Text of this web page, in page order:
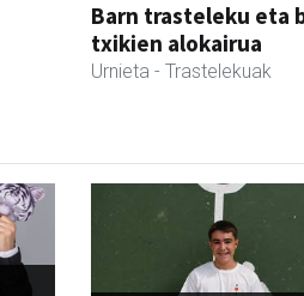
Barn trasteleku eta
txikien alokairua
Urnieta - Trastelekuak